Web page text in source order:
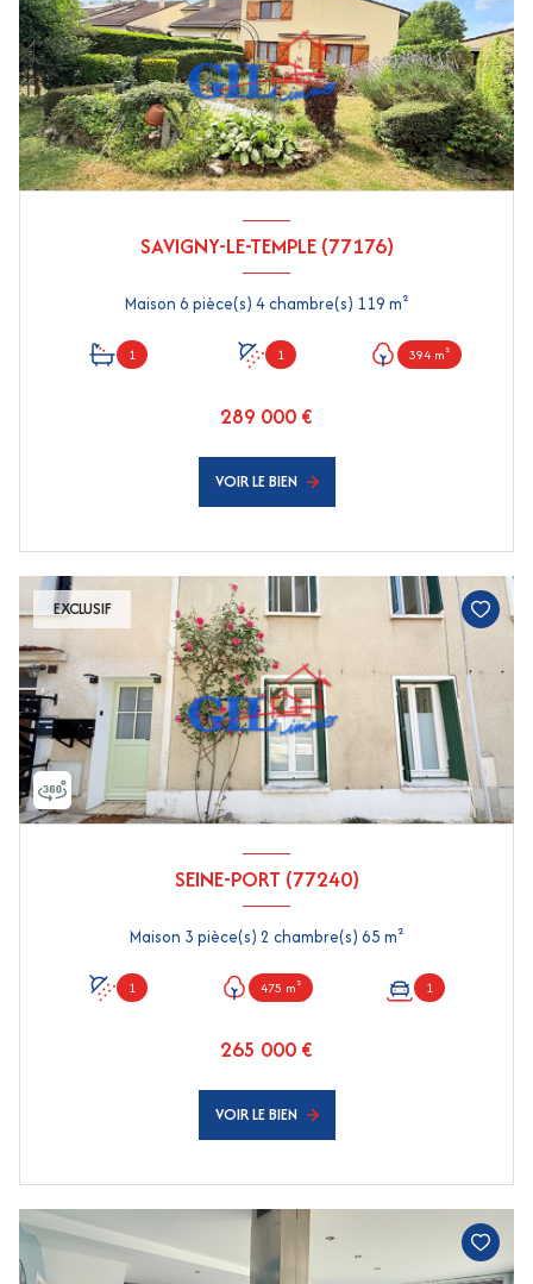
SAVIGNY-LE-TEMPLE (77176)
Maison 6 pièce(s) 4 chambre(s) 119 m²
1 1 394 m²
289 000 €
VOIR LE BIEN
EXCLUSIF
SEINE-PORT (77240)
Maison 3 pièce(s) 2 chambre(s) 65 m²
1 475 m² 1
265 000 €
VOIR LE BIEN